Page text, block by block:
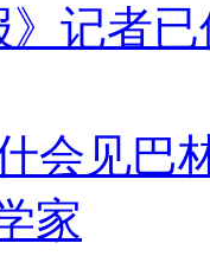
》记者
会见巴
家